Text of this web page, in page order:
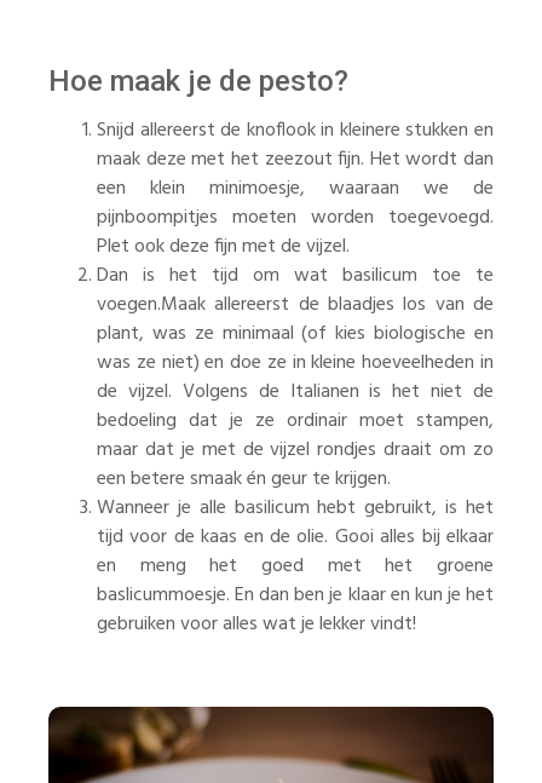
Hoe maak je de pesto?
Snijd allereerst de knoflook in kleinere stukken en
maak deze met het zeezout fijn. Het wordt dan
een klein minimoesje, waaraan we de
pijnboompitjes moeten worden toegevoegd.
Plet ook deze fijn met de vijzel.
Dan is het tijd om wat basilicum toe te
voegen.Maak allereerst de blaadjes los van de
plant, was ze minimaal (of kies biologische en
was ze niet) en doe ze in kleine hoeveelheden in
de vijzel. Volgens de Italianen is het niet de
bedoeling dat je ze ordinair moet stampen,
maar dat je met de vijzel rondjes draait om zo
een betere smaak én geur te krijgen.
Wanneer je alle basilicum hebt gebruikt, is het
tijd voor de kaas en de olie. Gooi alles bij elkaar
en meng het goed met het groene
baslicummoesje. En dan ben je klaar en kun je het
gebruiken voor alles wat je lekker vindt!